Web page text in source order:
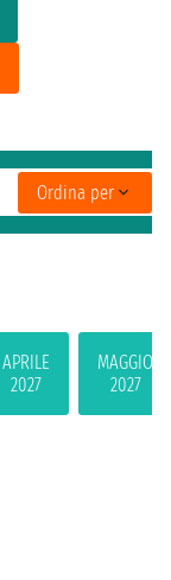
APRILE
2027
MAGGIO
2027
Ordina per